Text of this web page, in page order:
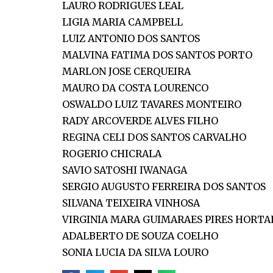
LAURO RODRIGUES LEAL
LIGIA MARIA CAMPBELL
LUIZ ANTONIO DOS SANTOS
MALVINA FATIMA DOS SANTOS PORTO
MARLON JOSE CERQUEIRA
MAURO DA COSTA LOURENCO
OSWALDO LUIZ TAVARES MONTEIRO
RADY ARCOVERDE ALVES FILHO
REGINA CELI DOS SANTOS CARVALHO
ROGERIO CHICRALA
SAVIO SATOSHI IWANAGA
SERGIO AUGUSTO FERREIRA DOS SANTOS
SILVANA TEIXEIRA VINHOSA
VIRGINIA MARA GUIMARAES PIRES
ADALBERTO DE SOUZA COELHO
SONIA LUCIA DA SILVA LOURO